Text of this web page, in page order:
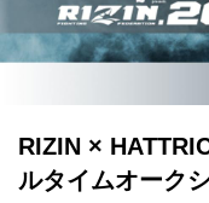
RIZIN ×
ルタイムオーク